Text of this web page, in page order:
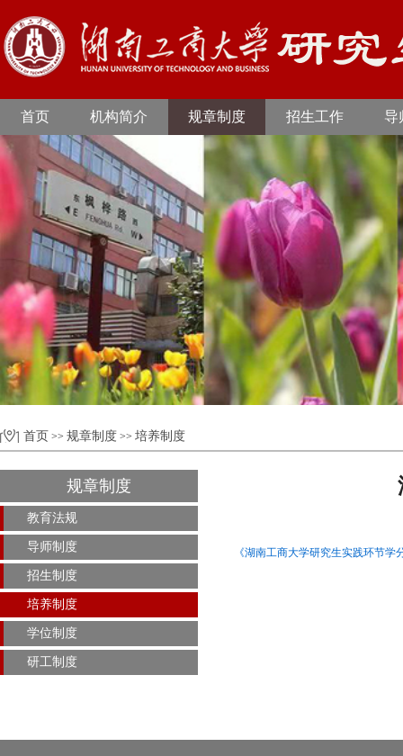
首页 机构简介 规章制度 招生工作 导
首页 >> 规章制度 >> 培养制度
规章制度
教育法规
导师制度
招生制度
培养制度
学位制度
研工制度
《湖南工商大学研究生实践环节学